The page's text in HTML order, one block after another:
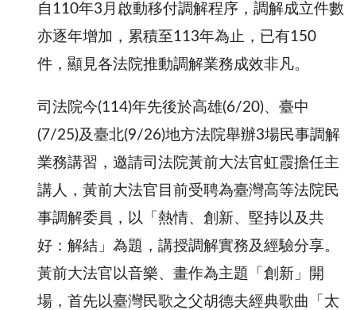
自110年3月啟動移付調解程序，調解成立件數
亦逐年增加，累積至113年為止，已有150
件，顯見各法院推動調解業務成效非凡。
司法院今(114)年先後於高雄(6/20)、臺中
(7/25)及臺北(9/26)地方法院舉辦3場民事調解
業務講習，邀請司法院黃前大法官虹霞擔任主
講人，黃前大法官目前受聘為臺灣高等法院民
事調解委員，以「熱情、創新、堅持以及共
好：解結」為題，講授調解實務及經驗分享。
黃前大法官以音樂、畫作為主題「創新」開
場，首先以臺灣民歌之父胡德夫經典歌曲「太